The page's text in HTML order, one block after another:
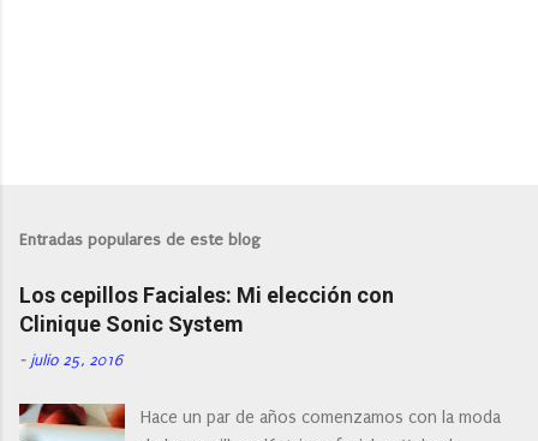
l
a
r
u
n
o
m
Entradas populares de este blog
Los cepillos Faciales: Mi elección con
Clinique Sonic System
- julio 25, 2016
Hace un par de años comenzamos con la moda